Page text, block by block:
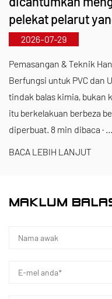
hampir RMB 10 juta
memastikan kualiti
pembuatan automatik
penyumberan ketat
Sejajar dengan
antarabangsa kami,
aliran pasaran global
digital untuk
berkualiti tinggi
dengan kerjasama
pelekat pelarut
2026-07-29
Pemasangan & Teknik
Berfungsi untuk PVC dan
tindak balas kimia, bukan
itu berkelakuan berbeza
diperbuat. 8 min dibaca · ...
BACA LEBIH LANJUT
MAKLUM